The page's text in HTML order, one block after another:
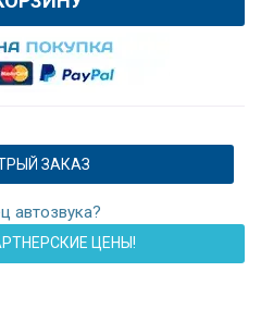
ЗАКАЗ
автозвука?
ЦЕНЫ!